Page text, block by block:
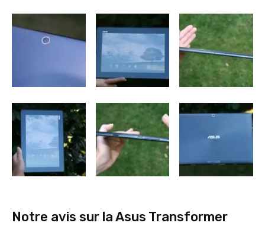
Notre avis sur la Asus Transformer